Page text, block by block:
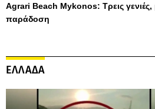
Agrari Beach Mykonos: Τρεις γενιές,
παράδοση
ΕΛΛΑΔΑ